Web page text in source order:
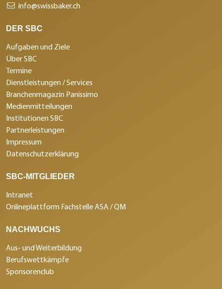
info@swissbaker.ch
DER SBC
Aufgaben und Ziele
Über SBC
Termine
Dienstleistungen / Services
Branchenmagazin Panissimo
Medienmitteilungen
Institutionen SBC
Partnerleistungen
Impressum
Datenschutzerklärung
SBC-MITGLIEDER
Intranet
Onlineplattform Fachstelle ASA / QM
NACHWUCHS
Aus- und Weiterbildung
Berufswettkämpfe
Sponsorenclub